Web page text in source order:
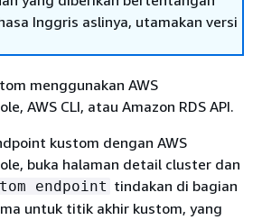
Inggris aslinya, utamakan versi
menggunakan AWS
AWS CLI, atau Amazon RDS API.
kustom dengan AWS
buka halaman detail cluster dan
endpoint tindakan di bagian
untuk titik akhir kustom, yang